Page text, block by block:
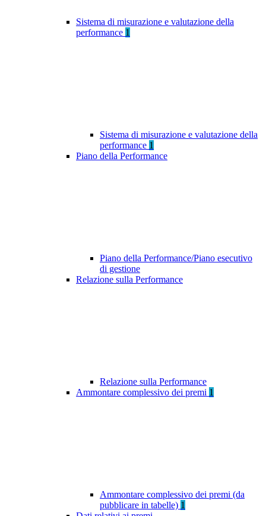
Sistema di misurazione e valutazione della
performance 1
Sistema di misurazione e valutazione della
performance 1
Piano della Performance
Piano della Performance/Piano esecutivo
di gestione
Relazione sulla Performance
Relazione sulla Performance
Ammontare complessivo dei premi 1
Ammontare complessivo dei premi (da
pubblicare in tabelle) 1